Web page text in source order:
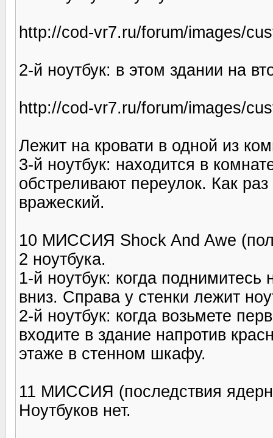
http://cod-vr7.ru/forum/images/
2-й ноутбук: в этом здании на
http://cod-vr7.ru/forum/images/
Лежит на кровати в одной из
3-й ноутбук: находится в
обстреливают переулок. Как
вражеский.
10 МИССИЯ Shock And Awe
2 ноутбука.
1-й ноутбук: когда поднимитесь
вниз. Справа у стенки лежит
2-й ноутбук: когда возьмете
входите в здание напротив
этаже в стенном шкафу.
11 МИССИЯ (последствия
Ноутбуков нет.